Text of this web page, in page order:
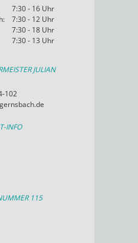
7:30 - 16 Uhr
7:30 - 12 Uhr
7:30 - 18 Uhr
7:30 - 13 Uhr
JULIAN
102
INFO
115